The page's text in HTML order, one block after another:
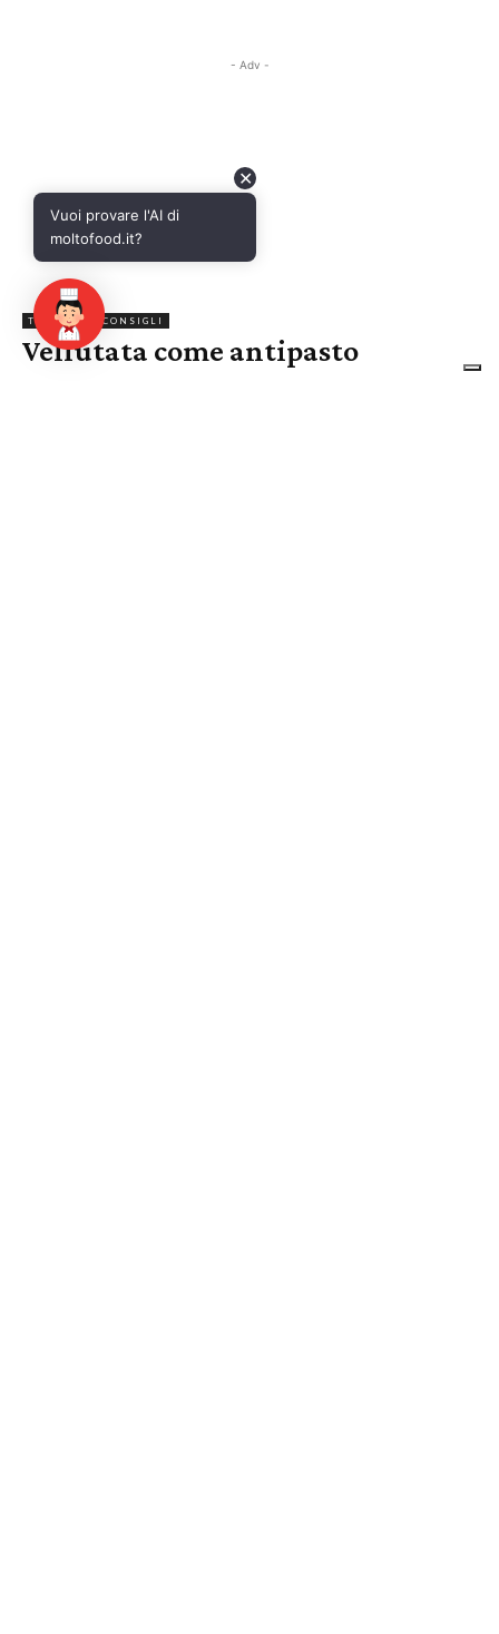
- Adv -
✕
Vuoi provare l'AI di
moltofood.it?